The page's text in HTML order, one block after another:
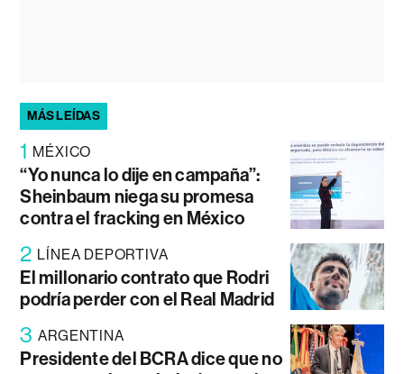
MÁS LEÍDAS
1 MÉXICO
“Yo nunca lo dije en campaña”:
Sheinbaum niega su promesa
contra el fracking en México
2 LÍNEA DEPORTIVA
El millonario contrato que Rodri
podría perder con el Real Madrid
3 ARGENTINA
Presidente del BCRA dice que no